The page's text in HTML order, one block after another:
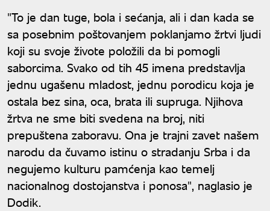
"To je dan tuge, bola i sećanja, ali i dan kada se
sa posebnim poštovanjem poklanjamo žrtvi ljudi
koji su svoje živote položili da bi pomogli
saborcima. Svako od tih 45 imena predstavlja
jednu ugašenu mladost, jednu porodicu koja je
ostala bez sina, oca, brata ili supruga. Njihova
žrtva ne sme biti svedena na broj, niti
prepuštena zaboravu. Ona je trajni zavet našem
narodu da čuvamo istinu o stradanju Srba i da
negujemo kulturu pamćenja kao temelj
nacionalnog dostojanstva i ponosa", naglasio je
Dodik.